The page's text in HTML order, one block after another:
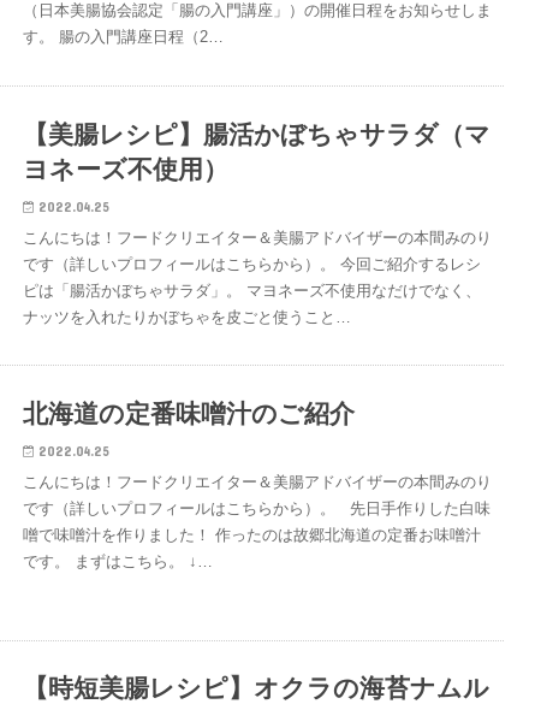
（日本美腸協会認定「腸の入門講座」）の開催日程をお知らせしま
す。 腸の入門講座日程（2…
【美腸レシピ】腸活かぼちゃサラダ（マ
ヨネーズ不使用）
2022.04.25
こんにちは！フードクリエイター＆美腸アドバイザーの本間みのり
です（詳しいプロフィールはこちらから）。 今回ご紹介するレシ
ピは「腸活かぼちゃサラダ」。 マヨネーズ不使用なだけでなく、
ナッツを入れたりかぼちゃを皮ごと使うこと…
北海道の定番味噌汁のご紹介
2022.04.25
こんにちは！フードクリエイター＆美腸アドバイザーの本間みのり
です（詳しいプロフィールはこちらから）。 先日手作りした白味
噌で味噌汁を作りました！ 作ったのは故郷北海道の定番お味噌汁
です。 まずはこちら。 ↓…
【時短美腸レシピ】オクラの海苔ナムル